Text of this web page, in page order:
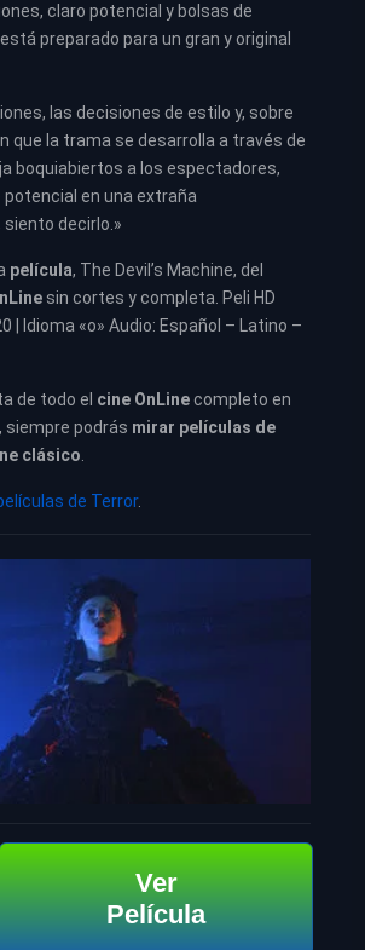
claro potencial y bolsas de
preparado para un gran y original
las decisiones de estilo y, sobre
que la trama se desarrolla a través de
boquiabiertos a los espectadores,
en una extraña
decirlo.»
película, The Devil’s Machine, del
sin cortes y completa. Peli HD
| Idioma «o» Audio: Español – Latino –
de todo el cine OnLinecompleto en
, siempre podrás mirar películas de
clásico
de Terror.
Ver
Película